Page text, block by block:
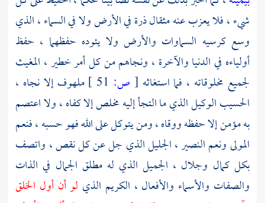
شيء ، فلا يعزب عنه مثقال ذرة في الأرض ولا في السماء ، الذي
وسع كرسيه السماوات والأرض ولا يئوده حفظهما ، حفظ
أولياءه في الدنيا والآخرة ، ونجاهم من كل أمر خطير ، المغيث
لجميع مخلوقاته ، فما استغاثه [ ص:
ملهوف إلا نجاه ،
الحسيب الوكيل الذي ما التجأ إليه مخلص إلا كفاه ، ولا اعتصم
به مؤمن إلا حفظه ووقاه ، ومن يتوكل على الله فهو حسبه ، فنعم
المولى ونعم النصير ، الجليل الذي جل عن كل نقص ، واتصف
بكل كمال وجلال ، الجميل الذي له مطلق الجمال في الذات
والصفات والأسماء والأفعال ، الكريم الذي لو أن أول الخلق